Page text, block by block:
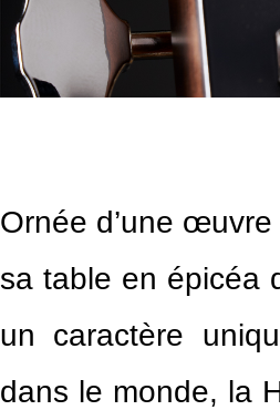
Ornée d’une
sa table en épicéa
un caractère
dans le monde, la